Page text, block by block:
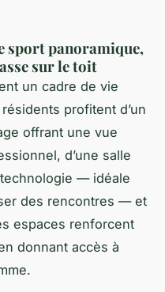
sport panoramique,
sur le toit
un cadre de vie
profitent d’un
offrant une vue
d’une salle
— idéale
des rencontres — et
espaces renforcent
donnant accès à